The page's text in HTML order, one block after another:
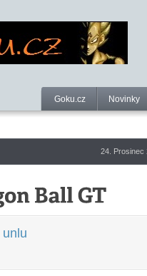
Goku.cz Novinky
24. Prosinec
unlu